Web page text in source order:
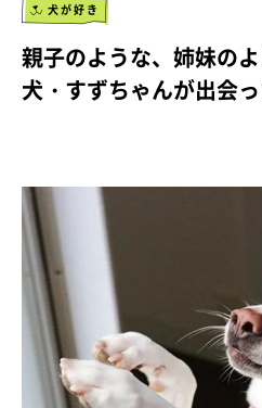
犬が好き
親子のような、姉妹の
犬・すずちゃんが出会